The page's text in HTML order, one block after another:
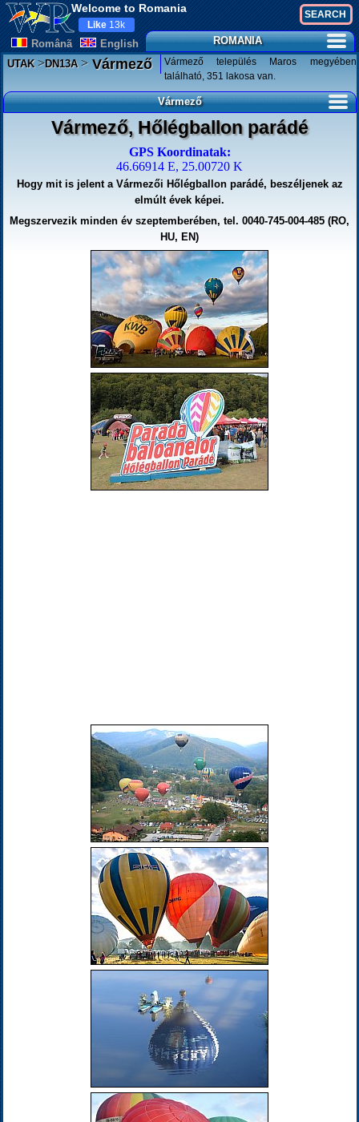
Welcome to Romania
Românã English
Like 13k
ROMANIA
UTAK>DN13A>Vármező
Vármező település Maros megyében
található, 351 lakosa van.
Vármező
Vármező, Hőlégballon parádé
GPS Koordinatak:
46.66914 E, 25.00720 K
Hogy mit is jelent a Vármezői Hőlégballon parádé, beszéljenek az
elmúlt évek képei.
Megszervezik minden év szeptemberében, tel. 0040-745-004-485 (RO,
HU, EN)